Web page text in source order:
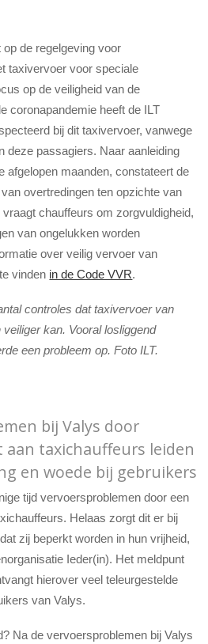
de regelgeving voor
taxivervoer voor speciale
op de veiligheid van de
coronapandemie heeft de ILT
bij dit taxivervoer, vanwege
deze passagiers. Naar aanleiding
afgelopen maanden, constateert de
overtredingen ten opzichte van
chauffeurs om zorgvuldigheid,
van ongelukken worden
over veilig vervoer van
vinden in de Code VVR.
controles dat taxivervoer van
kan. Vooral losliggend
een probleem op. Foto ILT.
bij Valys door
taxichauffeurs leiden
en woede bij gebruikers
tijd vervoersproblemen door een
Helaas zorgt dit er bij
zij beperkt worden in hun vrijheid,
Ieder(in). Het meldpunt
hierover veel teleurgestelde
van Valys.
Na de vervoersproblemen bij Valys